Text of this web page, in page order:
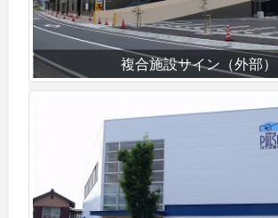
複合施設サイン（外部）